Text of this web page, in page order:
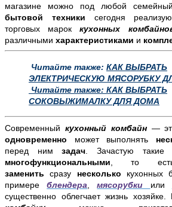
магазине можно под любой
бытовой техники сегодня
торговых мароккухонных
различными характеристиками и
Читайте также: КАК ВЫБРАТЬ
ЭЛЕКТРИЧЕСКУЮ МЯСОРУБКУ
Читайте также: КАК ВЫБРАТЬ
СОКОВЫЖИМАЛКУ ДЛЯ ДОМА
Современный кухонный комбайн —
одновременно может выполнять
перед нимзадач . Зачастую такие
многофункциональными , то
заменитьсразу несколько кухонных
примереблендера ,мясорубки или
существенно облегчает жизнь хозяйке.